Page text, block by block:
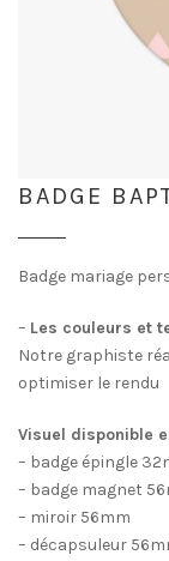
BADGE
Badge mariage
– Les couleurs et
Notre graphiste
optimiser le rendu
Visuel disponible
– badge épingle
– badge magnet
– miroir 56mm
– décapsuleur